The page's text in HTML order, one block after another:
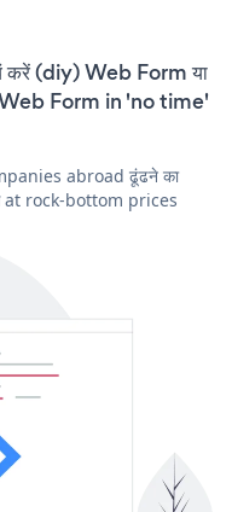
करें (diy) Web Form या
Web Form in 'no time'
abroad ढूंढने का
at rock-bottom prices